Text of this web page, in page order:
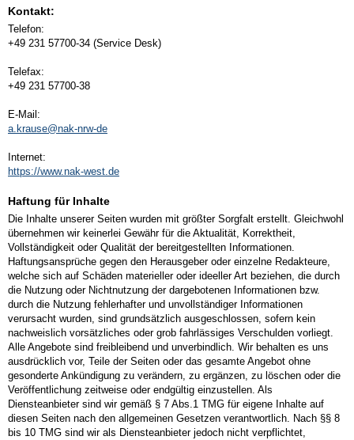
Kontakt:
Telefon:
+49 231 57700-34 (Service Desk)
Telefax:
+49 231 57700-38
E-Mail:
a.krause@nak-nrw-de
Internet:
https://www.nak-west.de
Haftung für Inhalte
Die Inhalte unserer Seiten wurden mit größter Sorgfalt erstellt. Gleichwohl
übernehmen wir keinerlei Gewähr für die Aktualität, Korrektheit,
Vollständigkeit oder Qualität der bereitgestellten Informationen.
Haftungsansprüche gegen den Herausgeber oder einzelne Redakteure,
welche sich auf Schäden materieller oder ideeller Art beziehen, die durch
die Nutzung oder Nichtnutzung der dargebotenen Informationen bzw.
durch die Nutzung fehlerhafter und unvollständiger Informationen
verursacht wurden, sind grundsätzlich ausgeschlossen, sofern kein
nachweislich vorsätzliches oder grob fahrlässiges Verschulden vorliegt.
Alle Angebote sind freibleibend und unverbindlich. Wir behalten es uns
ausdrücklich vor, Teile der Seiten oder das gesamte Angebot ohne
gesonderte Ankündigung zu verändern, zu ergänzen, zu löschen oder die
Veröffentlichung zeitweise oder endgültig einzustellen. Als
Diensteanbieter sind wir gemäß § 7 Abs.1 TMG für eigene Inhalte auf
diesen Seiten nach den allgemeinen Gesetzen verantwortlich. Nach §§ 8
bis 10 TMG sind wir als Diensteanbieter jedoch nicht verpflichtet,